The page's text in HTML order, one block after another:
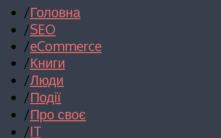
/Головна
/SEO
/eCommerce
/Книги
/Люди
/Події
/Про своє
/IT